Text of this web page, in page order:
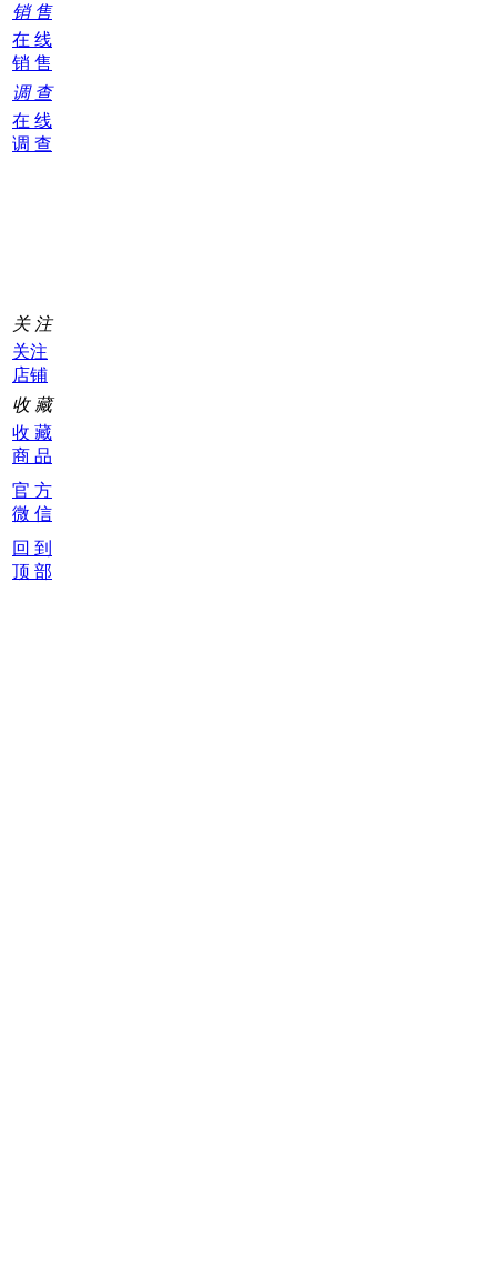
销 售
在 线
销 售
调 查
在 线
调 查
关 注
关注
店铺
收 藏
收 藏
商 品
官 方
微 信
回 到
顶 部